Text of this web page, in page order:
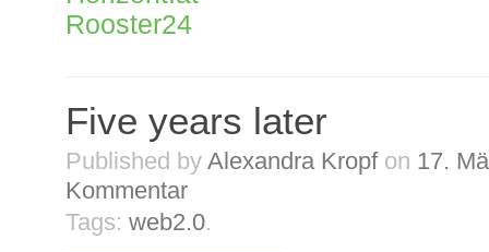
Rooster24
Five years later
Published by Alexandra Kropf on 17.
Kommentar
Tags: web2.0.